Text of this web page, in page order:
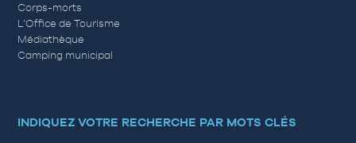
Corps-morts
L’Office de Tourisme
Médiathèque
Camping municipal
INDIQUEZ VOTRE RECHERCHE PAR MOTS CLÉS